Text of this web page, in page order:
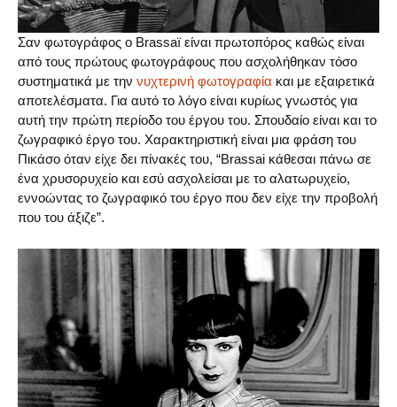
Σαν φωτογράφος ο Brassaï είναι πρωτοπόρος καθώς είναι
από τους πρώτους φωτογράφους που ασχολήθηκαν τόσο
συστηματικά με την νυχτερινή φωτογραφία και με εξαιρετικά
αποτελέσματα. Για αυτό το λόγο είναι κυρίως γνωστός για
αυτή την πρώτη περίοδο του έργου του. Σπουδαίο είναι και το
ζωγραφικό έργο του. Χαρακτηριστική είναι μια φράση του
Πικάσο όταν είχε δει πίνακές του, “Brassai κάθεσαι πάνω σε
ένα χρυσορυχείο και εσύ ασχολείσαι με το αλατωρυχείο,
εννοώντας το ζωγραφικό του έργο που δεν είχε την προβολή
που του άξιζε”.